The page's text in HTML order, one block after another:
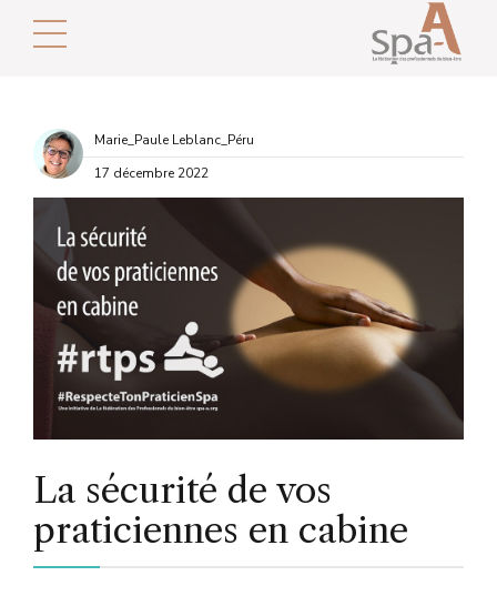
Marie_Paule Leblanc_Péru
17 décembre 2022
La sécurité de vos
praticiennes en cabine